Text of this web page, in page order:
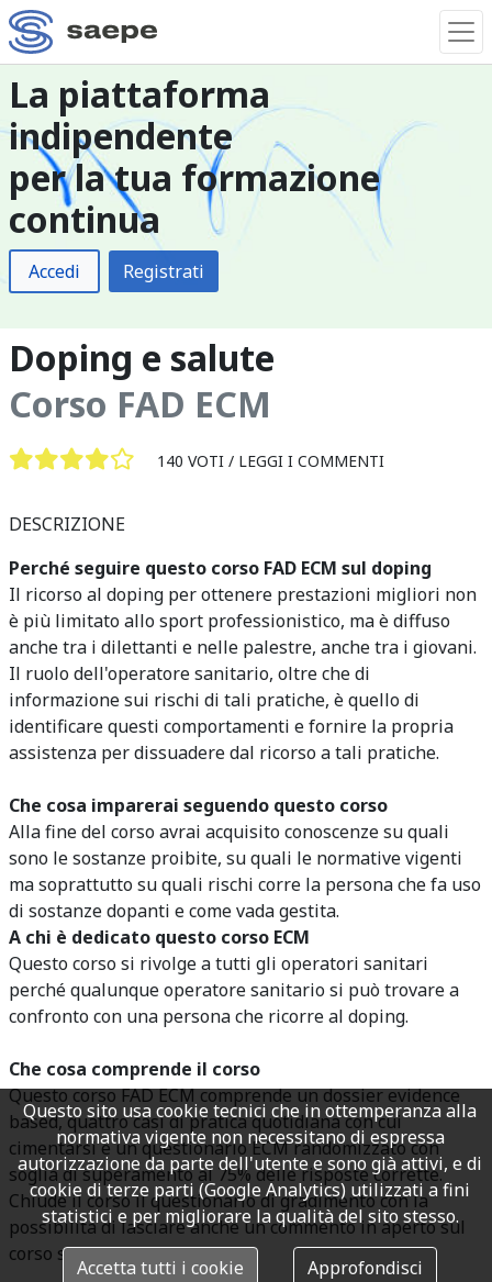
La piattaforma
indipendente
per la tua formazione
continua
Accedi Registrati
Doping e salute
Corso FAD ECM
140 VOTI / LEGGI I COMMENTI
DESCRIZIONE
Perché seguire questo corso FAD ECM sul doping
Il ricorso al doping per ottenere prestazioni migliori non
è più limitato allo sport professionistico, ma è diffuso
anche tra i dilettanti e nelle palestre, anche tra i giovani.
Il ruolo dell'operatore sanitario, oltre che di
informazione sui rischi di tali pratiche, è quello di
identificare questi comportamenti e fornire la propria
assistenza per dissuadere dal ricorso a tali pratiche.
Che cosa imparerai seguendo questo corso
Alla fine del corso avrai acquisito conoscenze su quali
sono le sostanze proibite, su quali le normative vigenti
ma soprattutto su quali rischi corre la persona che fa uso
di sostanze dopanti e come vada gestita.
A chi è dedicato questo corso ECM
Questo corso si rivolge a tutti gli operatori sanitari
perché qualunque operatore sanitario si può trovare a
confronto con una persona che ricorre al doping.
Che cosa comprende il corso
Questo corso FAD ECM comprende un dossier evidence
based, quattro casi di pratica quotidiana con cui
cimentarsi e un questionario ECM randomizzato con
soglia di superamento al 75% delle risposte corrette.
Chiude il corso il questionario di gradimento con la
possibilità di lasciare anche un commento in aperto sul
corso svolto.
Questo sito usa cookie tecnici che in ottemperanza alla
normativa vigente non necessitano di espressa
autorizzazione da parte dell'utente e sono già attivi, e di
cookie di terze parti (Google Analytics) utilizzati a fini
statistici e per migliorare la qualità del sito stesso.
Accetta tutti i cookie Approfondisci